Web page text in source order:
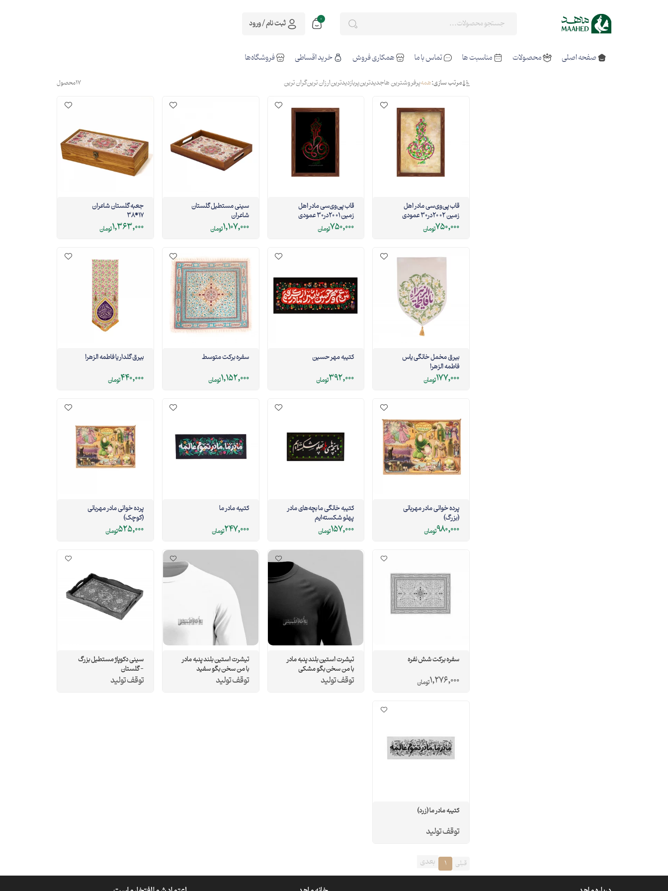
0 ثبت نام / ورود
صفحه اصلی محصولات مناسبت ها تماس با ما همکاری فروش خرید اقساطی فروشگاه‌ها
مرتب سازی:همهپرفروشترین هاجدیدترینپربازدیدترینارزان ترینگران ترین 17محصول
قاب پی‌وی‌سی مادر اهل
زمین 02 20در30 عمودی
750,000تومان
قاب پی‌وی‌سی مادر اهل
زمین 01 20در30 عمودی
750,000تومان
سینی مستطیل گلستان
شاعران
1,107,000تومان
جعبه گلستان شاعران
17*38
1,363,000تومان
بیرق مخمل خانگی یاس
فاطمه الزهرا
177,000تومان
کتیبه مهر حسین
392,000تومان
سفره برکت متوسط
1,152,000تومان
بیرق گلدار یا فاطمه الزهرا
440,000تومان
پرده خوانی مادر مهربانی
(بزرگ)
980,000تومان
کتیبه خانگی ما بچه‌های مادر
پهلو شکسته‌ایم
157,000تومان
کتیبه مادر ما
247,000تومان
پرده خوانی مادر مهربانی
(کوچک)
525,000تومان
سفره برکت شش نفره
1,276,000تومان
تیشرت استین بلند پنبه مادر
با من سخن بگو مشکی
توقف تولید
تیشرت استین بلند پنبه مادر
با من سخن بگو سفید
توقف تولید
سینی دکوپاژ مستطیل بزرگ
- گلستان
توقف تولید
کتیبه مادر ما (زرد)
توقف تولید
قبلی 1 بعدی